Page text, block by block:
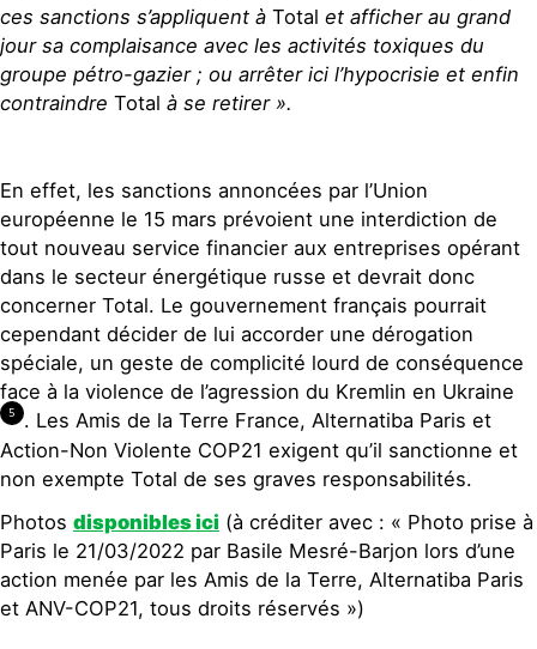
ces sanctions s’appliquent à Total et afficher au grand
jour sa complaisance avec les activités toxiques du
groupe pétro-gazier ; ou arrêter ici l’hypocrisie et enfin
contraindre Total à se retirer ».
En effet, les sanctions annoncées par l’Union
européenne le 15 mars prévoient une interdiction de
tout nouveau service financier aux entreprises opérant
dans le secteur énergétique russe et devrait donc
concerner Total. Le gouvernement français pourrait
cependant décider de lui accorder une dérogation
spéciale, un geste de complicité lourd de conséquence
face à la violence de l’agression du Kremlin en Ukraine
5
. Les Amis de la Terre France, Alternatiba Paris et
Action-Non Violente COP21 exigent qu’il sanctionne et
non exempte Total de ses graves responsabilités.
Photos disponibles ici (à créditer avec : « Photo prise à
Paris le 21/03/2022 par Basile Mesré-Barjon lors d’une
action menée par les Amis de la Terre, Alternatiba Paris
et ANV-COP21, tous droits réservés »)